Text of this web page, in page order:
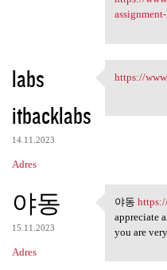
labs
itbacklabs
14.11.2023
Adres
https://
https://
야동
15.11.2023
Adres
야동
야동
appreciate
you are